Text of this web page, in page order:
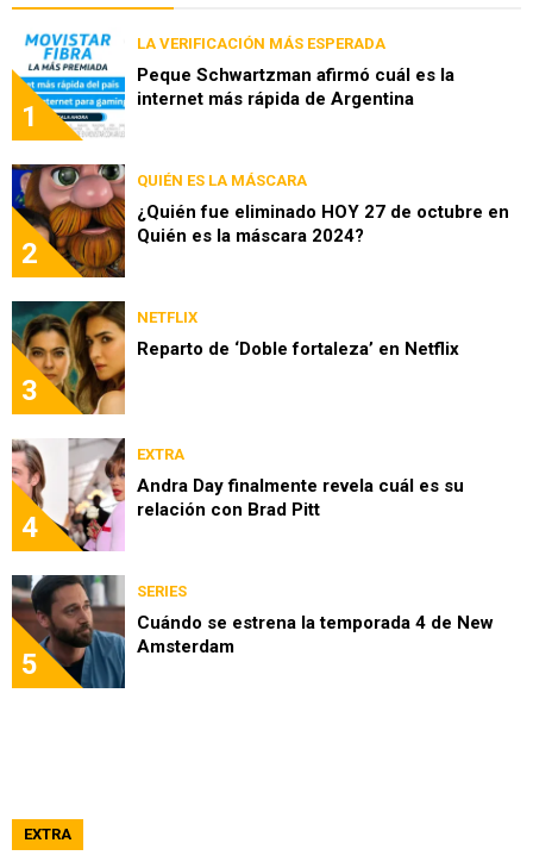
1
LA VERIFICACIÓN MÁS ESPERADA
Peque Schwartzman afirmó cuál es la
internet más rápida de Argentina
2
QUIÉN ES LA MÁSCARA
¿Quién fue eliminado HOY 27 de octubre en
Quién es la máscara 2024?
3
NETFLIX
Reparto de ‘Doble fortaleza’ en Netflix
4
EXTRA
Andra Day finalmente revela cuál es su
relación con Brad Pitt
5
SERIES
Cuándo se estrena la temporada 4 de New
Amsterdam
EXTRA